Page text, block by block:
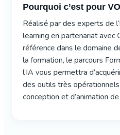
Pourquoi c’est pour
Réalisé par des experts de
learning en partenariat avec
référence dans le domaine
la formation, le parcours
l’IA vous permettra
des outils très
conception et d’animation